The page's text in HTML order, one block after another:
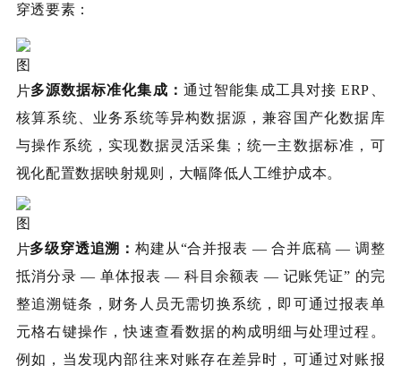
穿透要素：
多源数据标准化集成： 通过智能集成工具对接 ERP、
核算系统、业务系统等异构数据源，兼容国产化数据库
与操作系统，实现数据灵活采集；统一主数据标准，可
视化配置数据映射规则，大幅降低人工维护成本。
多级穿透追溯：构建从“合并报表 — 合并底稿 — 调整
抵消分录 — 单体报表 — 科目余额表 — 记账凭证” 的完
整追溯链条，财务人员无需切换系统，即可通过报表单
元格右键操作，快速查看数据的构成明细与处理过程。
例如，当发现内部往来对账存在差异时，可通过对账报